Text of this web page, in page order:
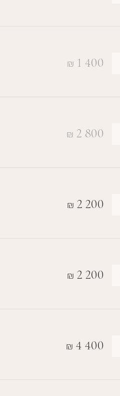
₪ 1 400
₪ 2 800
₪ 2 200
₪ 2 200
₪ 4 400